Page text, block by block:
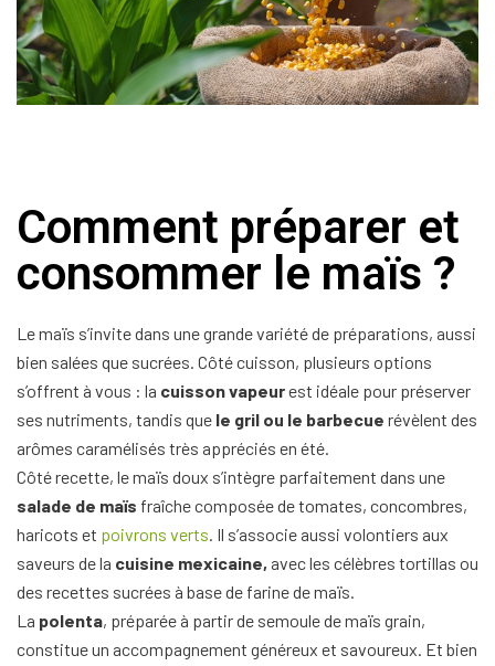
Comment préparer et
consommer le maïs ?
Le maïs s’invite dans une grande variété de préparations, aussi
bien salées que sucrées. Côté cuisson, plusieurs options
s’offrent à vous : la cuisson vapeurest idéale pour préserver
ses nutriments, tandis que le gril ou le barbecue révèlent des
arômes caramélisés très appréciés en été.
Côté recette, le maïs doux s’intègre parfaitement dans une
salade de maïs fraîche composée de tomates, concombres,
haricots et poivrons verts. Il s’associe aussi volontiers aux
saveurs de la cuisine mexicaine, avec les célèbres tortillas ou
des recettes sucrées à base de farine de maïs.
La polenta, préparée à partir de semoule de maïs grain,
constitue un accompagnement généreux et savoureux. Et bien